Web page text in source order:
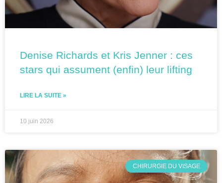
Denise Richards et Kris Jenner : ces
stars qui assument (enfin) leur lifting
LIRE LA SUITE »
10 juin 2026
CHIRURGIE DU VISAGE